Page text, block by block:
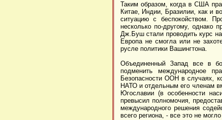
Таким образом, когда в США
Китае, Индии, Бразилии, как и
ситуацию с беспокойством.
несколько по-другому, однако
Дж.Буш стали проводить курс
Европа не смогла или не
русле политики Вашингтона.
Объединенный Запад все в
подменить международное
Безопасности ООН в случаях,
НАТО и отдельным его членам
Югославии (в особенности
превысил полномочия,
международного решения
всего региона, - все это не